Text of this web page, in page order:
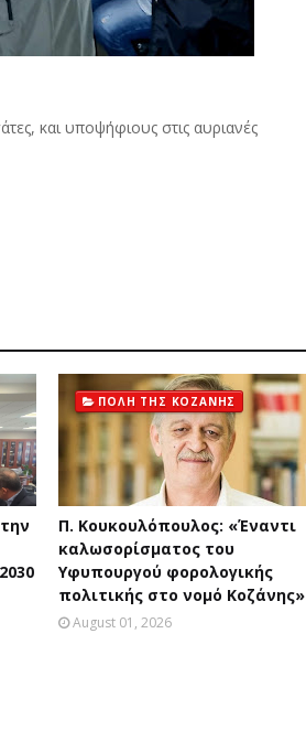
και υποψήφιους στις αυριανές
ΠΟΛΗ ΤΗΣ ΚΟΖΑΝΗΣ
Π. Κουκουλόπουλος: «Έναντι
καλωσορίσματος του
Υφυπουργού φορολογικής
πολιτικής στο νομό Κοζάνης»
August 01, 2026